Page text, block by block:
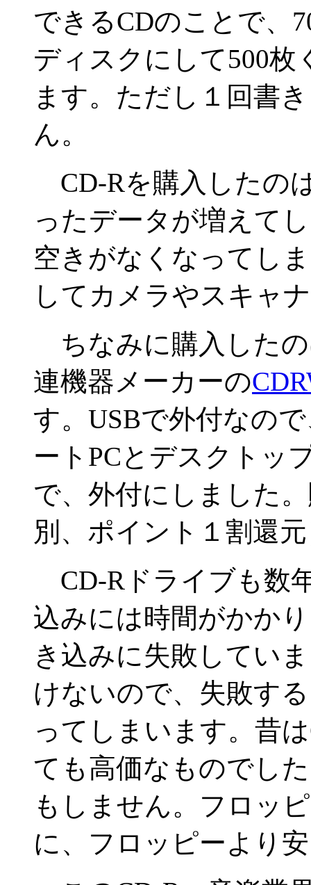
できるCDのことで、
ディスクにして500
ます。ただし１回書
ん。
CD-Rを購入したの
ったデータが増えて
空きがなくなってし
してカメラやスキャ
ちなみに購入した
連機器メーカーの
す。USBで外付なの
ートPCとデスクトッ
で、外付にしました
別、ポイント１割還
CD-Rドライブも数
込みには時間がかか
き込みに失敗してい
けないので、失敗す
ってしまいます。昔
ても高価なものでし
もしません。フロッ
に、フロッピーより